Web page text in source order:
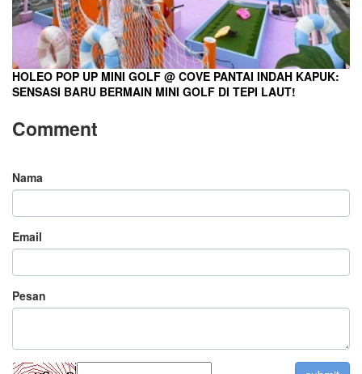
HOLEO POP UP MINI GOLF @ COVE PANTAI INDAH KAPUK:
SENSASI BARU BERMAIN MINI GOLF DI TEPI LAUT!
Comment
Nama
Email
Pesan